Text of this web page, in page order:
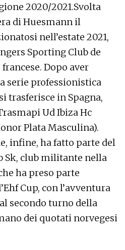
2020/2021.Svolta
di Huesmann il
nell’estate 2021,
Sporting Club de
Dopo aver
serie professionistica
trasferisce in Spagna,
Ud Ibiza Hc
Plata Masculina).
infine, ha fatto parte del
Sk, club militante nella
ha preso parte
Cup, con l’avventura
secondo turno della
dei quotati norvegesi